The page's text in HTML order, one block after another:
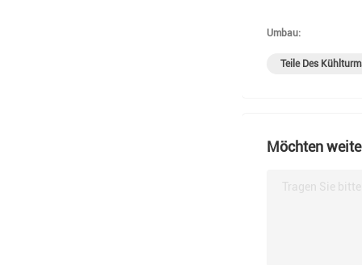
Umbau:
Teile Des
Möchten
Tragen Sie